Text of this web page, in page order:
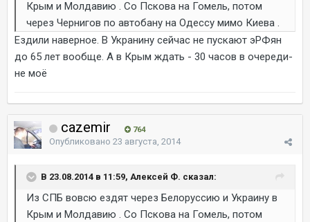
Крым и Молдавию . Со Пскова на Гомель, потом
через Чернигов по автобану на Одессу мимо Киева .
Ездили наверное. В Укранину сейчас не пускают эРФян
до 65 лет вообще. А в Крым ждать - 30 часов в очереди-
не моё
cazemir 764
Опубликовано 23 августа, 2014
В 23.08.2014 в 11:59, Алексей Ф. сказал:
Из СПБ вовсю ездят через Белоруссию и Украину в
Крым и Молдавию . Со Пскова на Гомель, потом